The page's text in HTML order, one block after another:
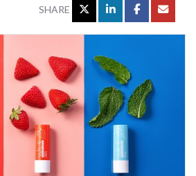
SHARE